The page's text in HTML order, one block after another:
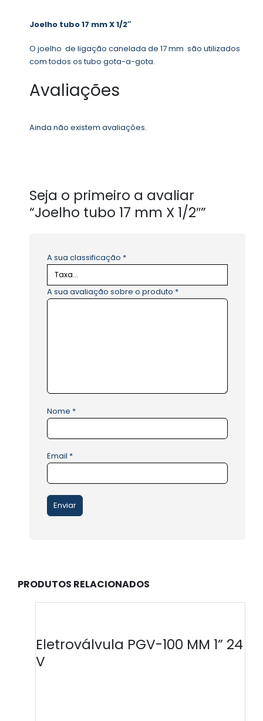
Joelho tubo 17 mm X 1/2″
O joelho de ligação canelada de 17 mm são utilizados
com todos os tubo gota-a-gota.
Avaliações
Ainda não existem avaliações.
Seja o primeiro a avaliar
“Joelho tubo 17 mm X 1/2″”
A sua classificação *
A sua avaliação sobre o produto *
Nome *
Email *
PRODUTOS RELACIONADOS
Eletroválvula PGV-100 MM 1” 24
V